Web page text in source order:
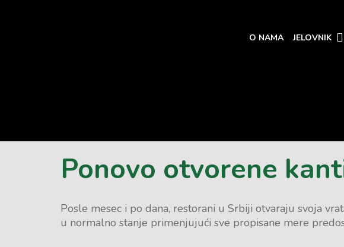
O NAMA JELOVNIK
Ponovo otvorene
Posle mesec i po dana, restorani u Srbiji otvaraju svoja
u normalno stanje primenjujući sve propisane mere